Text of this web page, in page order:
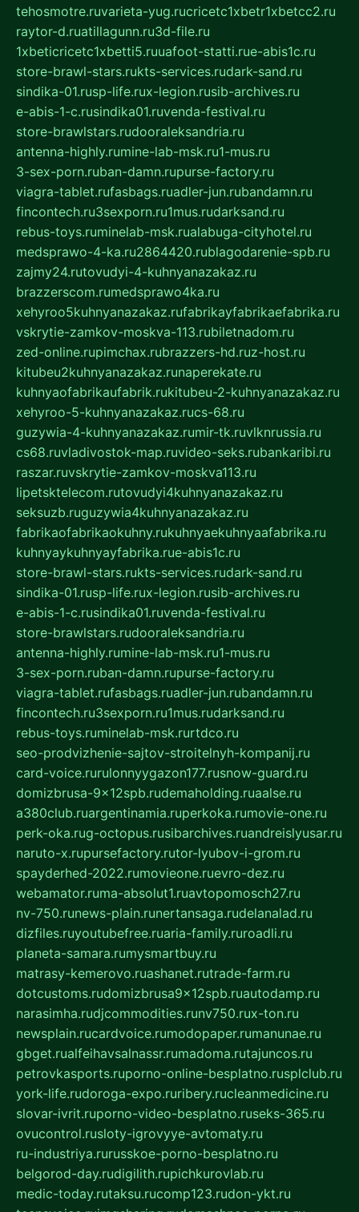
tehosmotre.ruvarieta-yug.rucricetc1xbetr1xbetcc2.ru
raytor-d.ruatillagunn.ru3d-file.ru
1xbeticricetc1xbetti5.ruuafoot-statti.rue-abis1c.ru
store-brawl-stars.rukts-services.rudark-sand.ru
sindika-01.rusp-life.rux-legion.rusib-archives.ru
e-abis-1-c.rusindika01.ruvenda-festival.ru
store-brawlstars.rudooraleksandria.ru
antenna-highly.rumine-lab-msk.ru1-mus.ru
3-sex-porn.ruban-damn.rupurse-factory.ru
viagra-tablet.rufasbags.ruadler-jun.rubandamn.ru
fincontech.ru3sexporn.ru1mus.rudarksand.ru
rebus-toys.ruminelab-msk.rualabuga-cityhotel.ru
medsprawo-4-ka.ru2864420.rublagodarenie-spb.ru
zajmy24.rutovudyi-4-kuhnyanazakaz.ru
brazzerscom.rumedsprawo4ka.ru
xehyroo5kuhnyanazakaz.rufabrikayfabrikaefabrika.ru
vskrytie-zamkov-moskva-113.rubiletnadom.ru
zed-online.rupimchax.rubrazzers-hd.ruz-host.ru
kitubeu2kuhnyanazakaz.runaperekate.ru
kuhnyaofabrikaufabrik.rukitubeu-2-kuhnyanazakaz.ru
xehyroo-5-kuhnyanazakaz.rucs-68.ru
guzywia-4-kuhnyanazakaz.rumir-tk.ruvlknrussia.ru
cs68.ruvladivostok-map.ruvideo-seks.rubankaribi.ru
raszar.ruvskrytie-zamkov-moskva113.ru
lipetsktelecom.rutovudyi4kuhnyanazakaz.ru
seksuzb.ruguzywia4kuhnyanazakaz.ru
fabrikaofabrikaokuhny.rukuhnyaekuhnyaafabrika.ru
kuhnyaykuhnyayfabrika.rue-abis1c.ru
store-brawl-stars.rukts-services.rudark-sand.ru
sindika-01.rusp-life.rux-legion.rusib-archives.ru
e-abis-1-c.rusindika01.ruvenda-festival.ru
store-brawlstars.rudooraleksandria.ru
antenna-highly.rumine-lab-msk.ru1-mus.ru
3-sex-porn.ruban-damn.rupurse-factory.ru
viagra-tablet.rufasbags.ruadler-jun.rubandamn.ru
fincontech.ru3sexporn.ru1mus.rudarksand.ru
rebus-toys.ruminelab-msk.rurtdco.ru
seo-prodvizhenie-sajtov-stroitelnyh-kompanij.ru
card-voice.rurulonnyygazon177.rusnow-guard.ru
domizbrusa-9x12spb.rudemaholding.ruaalse.ru
a380club.ruargentinamia.ruperkoka.rumovie-one.ru
perk-oka.rug-octopus.rusibarchives.ruandreislyusar.ru
naruto-x.rupursefactory.rutor-lyubov-i-grom.ru
spayderhed-2022.rumovieone.ruevro-dez.ru
webamator.ruma-absolut1.ruavtopomosch27.ru
nv-750.runews-plain.runertansaga.rudelanalad.ru
dizfiles.ruyoutubefree.ruaria-family.ruroadli.ru
planeta-samara.rumysmartbuy.ru
matrasy-kemerovo.ruashanet.rutrade-farm.ru
dotcustoms.rudomizbrusa9x12spb.ruautodamp.ru
narasimha.rudjcommodities.runv750.rux-ton.ru
newsplain.rucardvoice.rumodopaper.rumanunae.ru
gbget.rualfeihavsalnassr.rumadoma.rutajuncos.ru
petrovkasports.ruporno-online-besplatno.rusplclub.ru
york-life.rudoroga-expo.ruribery.rucleanmedicine.ru
slovar-ivrit.ruporno-video-besplatno.ruseks-365.ru
ovucontrol.rusloty-igrovyye-avtomaty.ru
ru-industriya.rurusskoe-porno-besplatno.ru
belgorod-day.rudigilith.rupichkurovlab.ru
medic-today.rutaksu.rucomp123.rudon-ykt.ru